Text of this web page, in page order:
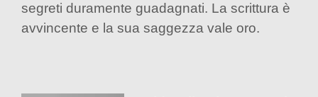
segreti duramente guadagnati. La scrittura è
avvincente e la sua saggezza vale oro.